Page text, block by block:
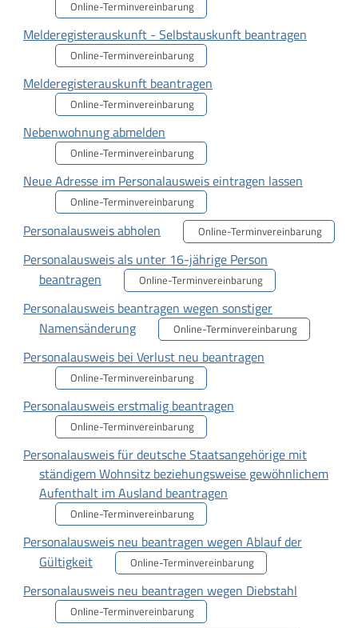
Online-Terminvereinbarung
Melderegisterauskunft - Selbstauskunft beantragen
Online-Terminvereinbarung
Melderegisterauskunft beantragen
Online-Terminvereinbarung
Nebenwohnung abmelden
Online-Terminvereinbarung
Neue Adresse im Personalausweis eintragen lassen
Online-Terminvereinbarung
Personalausweis abholen Online-Terminvereinbarung
Personalausweis als unter 16-jährige Person
beantragen
Online-Terminvereinbarung
Personalausweis beantragen wegen sonstiger
Namensänderung
Online-Terminvereinbarung
Personalausweis bei Verlust neu beantragen
Online-Terminvereinbarung
Personalausweis erstmalig beantragen
Online-Terminvereinbarung
Personalausweis für deutsche Staatsangehörige mit
ständigem Wohnsitz beziehungsweise gewöhnlichem
Aufenthalt im Ausland beantragen
Online-Terminvereinbarung
Personalausweis neu beantragen wegen Ablauf der
Gültigkeit
Online-Terminvereinbarung
Personalausweis neu beantragen wegen Diebstahl
Online-Terminvereinbarung